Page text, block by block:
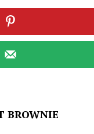
BROWNIE